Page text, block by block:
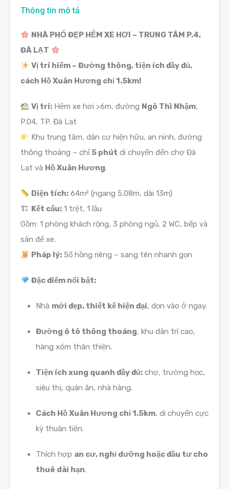
Thông tin mô tả
NHÀ PHỐ ĐẸP HẺM XE HƠI – TRUNG TÂM P.4,
ĐÀ LẠT
Vị trí hiếm – Đường thông, tiện ích đầy đủ,
cách Hồ Xuân Hương chỉ 1.5km!
Vị trí: Hẻm xe hơi >6m, đường Ngô Thì Nhậm,
P.04, TP. Đà Lạt
Khu trung tâm, dân cư hiện hữu, an ninh, đường
thông thoáng – chỉ 5 phút di chuyển đến chợ Đà
Lạt và Hồ Xuân Hương.
Diện tích: 64m² (ngang 5.08m, dài 13m)
🏗 Kết cấu: 1 trệt, 1 lầu
Gồm: 1 phòng khách rộng, 3 phòng ngủ, 2 WC, bếp và
sân để xe.
Pháp lý: Sổ hồng riêng – sang tên nhanh gọn
Đặc điểm nổi bật:
Nhà mới đẹp, thiết kế hiện đại, dọn vào ở ngay.
Đường ô tô thông thoáng, khu dân trí cao,
hàng xóm thân thiện.
Tiện ích xung quanh đầy đủ: chợ, trường học,
siêu thị, quán ăn, nhà hàng.
Cách Hồ Xuân Hương chỉ 1.5km, di chuyển cực
kỳ thuận tiện.
Thích hợp an cư, nghỉ dưỡng hoặc đầu tư cho
thuê dài hạn.